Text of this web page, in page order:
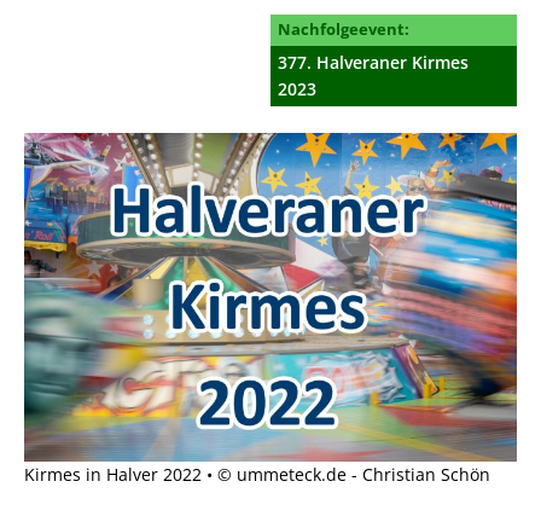
Nachfolgeevent:
377. Halveraner Kirmes
2023
Kirmes in Halver 2022 • © ummeteck.de - Christian Schön